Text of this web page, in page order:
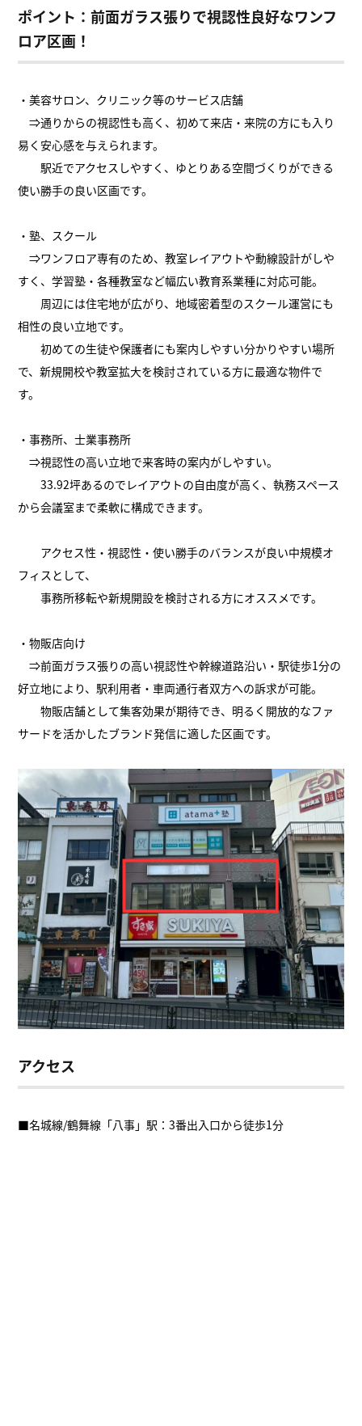
ポイント：前面ガラス張りで視認性良好なワンフ
ロア区画！
・美容サロン、クリニック等のサービス店舗
⇒通りからの視認性も高く、初めて来店・来院の方にも入り
易く安心感を与えられます。
駅近でアクセスしやすく、ゆとりある空間づくりができる
使い勝手の良い区画です。
・塾、スクール
⇒ワンフロア専有のため、教室レイアウトや動線設計がしや
すく、学習塾・各種教室など幅広い教育系業種に対応可能。
周辺には住宅地が広がり、地域密着型のスクール運営にも
相性の良い立地です。
初めての生徒や保護者にも案内しやすい分かりやすい場所
で、新規開校や教室拡大を検討されている方に最適な物件で
す。
・事務所、士業事務所
⇒視認性の高い立地で来客時の案内がしやすい。
33.92坪あるのでレイアウトの自由度が高く、執務スペース
から会議室まで柔軟に構成できます。
アクセス性・視認性・使い勝手のバランスが良い中規模オ
フィスとして、
事務所移転や新規開設を検討される方にオススメです。
・物販店向け
⇒前面ガラス張りの高い視認性や幹線道路沿い・駅徒歩1分の
好立地により、駅利用者・車両通行者双方への訴求が可能。
物販店舗として集客効果が期待でき、明るく開放的なファ
サードを活かしたブランド発信に適した区画です。
アクセス
■名城線/鶴舞線「八事」駅：3番出入口から徒歩1分